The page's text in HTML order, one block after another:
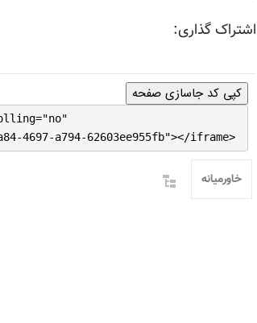
اشتراک گذاری:
کپی کد جاسازی صفحه
4697-a794-62603ee955fb"></iframe>
خاورمیانه